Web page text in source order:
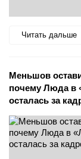
Читать дальше
Меньшов
почему Люда в
осталась за